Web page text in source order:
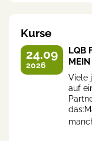
Kurse
24.09
2026
LQB
Viele
auf